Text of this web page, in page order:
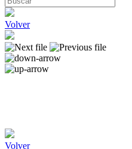
Volver
Volver